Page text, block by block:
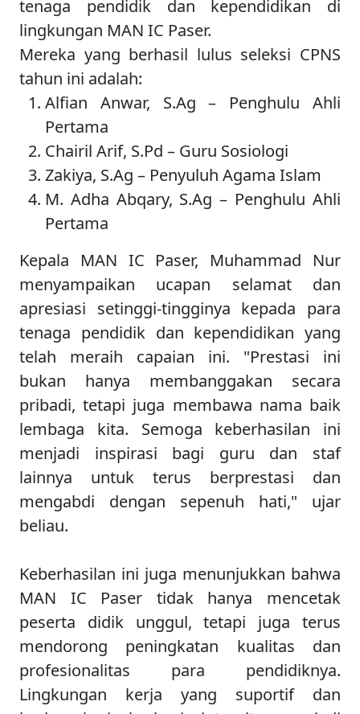
tenaga pendidik dan kependidikan di
lingkungan MAN IC Paser.
Mereka yang berhasil lulus seleksi CPNS
tahun ini adalah:
Alfian Anwar, S.Ag – Penghulu Ahli
Pertama
Chairil Arif, S.Pd – Guru Sosiologi
Zakiya, S.Ag – Penyuluh Agama Islam
M. Adha Abqary, S.Ag – Penghulu Ahli
Pertama
Kepala MAN IC Paser, Muhammad Nur
menyampaikan ucapan selamat dan
apresiasi setinggi-tingginya kepada para
tenaga pendidik dan kependidikan yang
telah meraih capaian ini. "Prestasi ini
bukan hanya membanggakan secara
pribadi, tetapi juga membawa nama baik
lembaga kita. Semoga keberhasilan ini
menjadi inspirasi bagi guru dan staf
lainnya untuk terus berprestasi dan
mengabdi dengan sepenuh hati," ujar
beliau.
Keberhasilan ini juga menunjukkan bahwa
MAN IC Paser tidak hanya mencetak
peserta didik unggul, tetapi juga terus
mendorong peningkatan kualitas dan
profesionalitas para pendidiknya.
Lingkungan kerja yang suportif dan